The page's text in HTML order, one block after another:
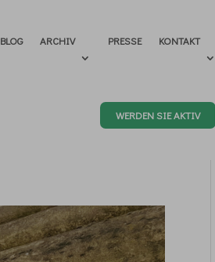
BLOG ARCHIV PRESSE KONTAKT
WERDEN SIE AKTIV